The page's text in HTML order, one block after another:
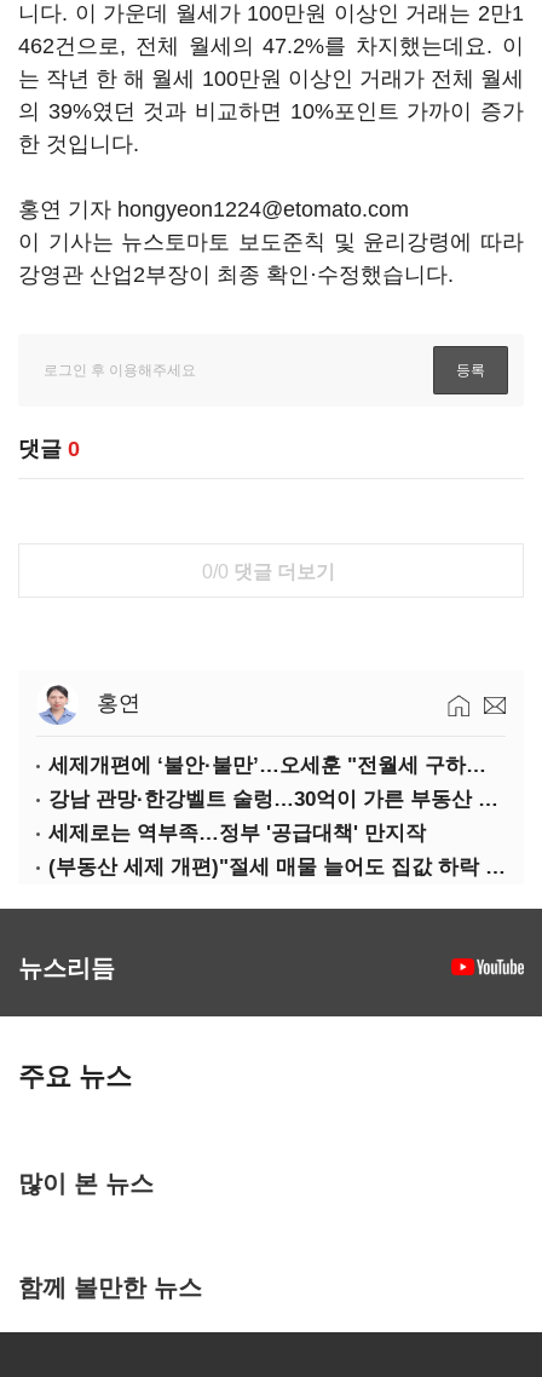
니다. 이 가운데 월세가 100만원 이상인 거래는 2만1
462건으로, 전체 월세의 47.2%를 차지했는데요. 이
는 작년 한 해 월세 100만원 이상인 거래가 전체 월세
의 39%였던 것과 비교하면 10%포인트 가까이 증가
한 것입니다.
홍연 기자 hongyeon1224@etomato.com
이 기사는 뉴스토마토 보도준칙 및 윤리강령에 따라
강영관 산업2부장이 최종 확인·수정했습니다.
댓글 0
0/0 댓글 더보기
홍연
세제개편에 ‘불안·불만’…오세훈 "전월세 구하기 더 힘들어질 것"
강남 관망·한강벨트 술렁…30억이 가른 부동산 민심
세제로는 역부족…정부 '공급대책' 만지작
(부동산 세제 개편)"절세 매물 늘어도 집값 하락 제한적"…전세난·양극화 심화 우려
뉴스리듬
주요 뉴스
많이 본 뉴스
함께 볼만한 뉴스